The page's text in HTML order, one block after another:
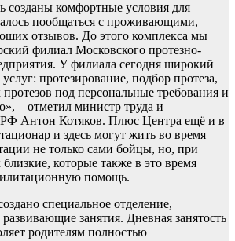
созданы комфортные условия для
пообщаться с проживающими,
отзывов. До этого комплекса мы
филиал Московского протезно-
У филиала сегодня широкий
протезирование, подбор протеза,
под персональные требования и
– отметил министр труда и
Антон Котяков. Плюс Центра ещё и в
и здесь могут жить во время
не только сами бойцы, но, при
которые также в это время
помощь.
специальное отделение,
занятия. Дневная занятость
родителям полностью